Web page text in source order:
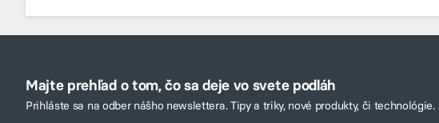
Majte prehľad o tom, čo sa deje vo svete podláh
Prihláste sa na odber nášho newslettera. Tipy a triky, nové produkty, či technológie.